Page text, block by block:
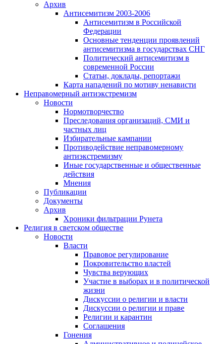
Архив
Антисемитизм 2003-2006
Антисемитизм в Российской
Федерации
Основные тенденции проявлений
антисемитизма в государствах СНГ
Политический антисемитизм в
современной России
Статьи, доклады, репортажи
Карта нападений по мотиву ненависти
Неправомерный антиэкстремизм
Новости
Нормотворчество
Преследования организаций, СМИ и
частных лиц
Избирательные кампании
Противодействие неправомерному
антиэкстремизму
Иные государственные и общественные
действия
Мнения
Публикации
Документы
Архив
Хроники фильтрации Рунета
Религия в светском обществе
Новости
Власти
Правовое регулирование
Покровительство властей
Чувства верующих
Участие в выборах и в политической
жизни
Дискуссии о религии и власти
Дискуссии о религии и праве
Религии и карантин
Соглашения
Гонения